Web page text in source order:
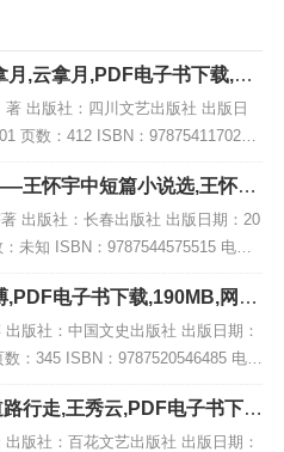
月,云拿月,PDF电子书下载,网
著 出版社：四川文艺出版社 出版日
页数：412 ISBN：9787541170287
[高清扫描版PDF格式] 内容简
王怀宇中短篇小说选,王怀宇,
盘下载
出版社：长春出版社 出版日期：20
未知 ISBN：9787544575515 电子
[高清扫描版PDF格式] 内容简介 此
,PDF电子书下载,190MB,网盘
版社：中国文史出版社 出版日期：
数：345 ISBN：9787520546485 电子
[高清扫描版PDF格式] 内容简介
行走,王秀云,PDF电子书下
版社：百花文艺出版社 出版日期：